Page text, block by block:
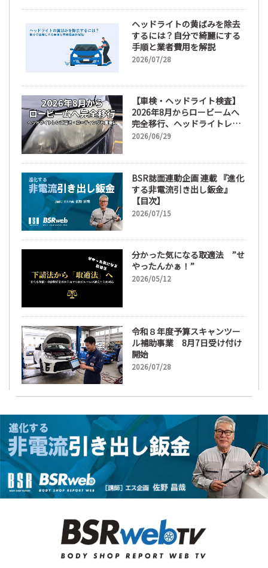
ヘッドライトの黄ばみを除去
するには？自分で綺麗にする
手順と業者費用を解説
2026/07/28
【車検・ヘッドライト検査】
2026年8月からロービームへ
完全移行、ヘッドライトレン
ズ磨き・コーティングも重要
2026/06/29
BSR誌面連動企画 連載 『進化
する非電流引き出し鈑金』
【目次】
2026/07/15
分かった気になる取適法 ”せ
やったんかぁ！”
2026/05/12
令和８年度予算スキャンツー
ル補助事業 8月7日受け付け
開始
2026/07/28